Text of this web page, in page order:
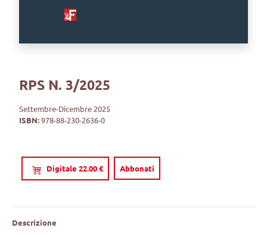
RPS N. 3/2025
Settembre-Dicembre 2025
ISBN:978-88-230-2636-0
Digitale 22.00 € Abbonati
Descrizione